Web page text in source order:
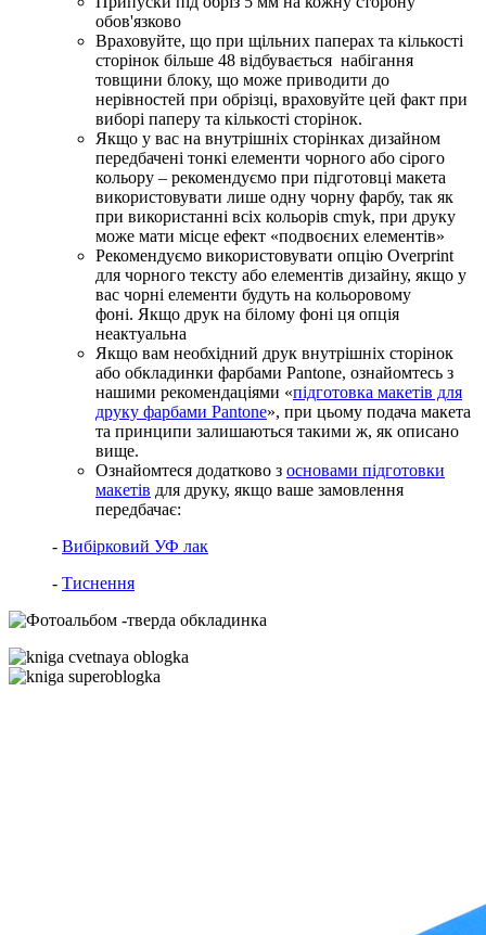
обов'язково
Враховуйте, що при щільних паперах та кількості
сторінок більше 48 відбувається набігання
товщини блоку, що може приводити до
нерівностей при обрізці, враховуйте цей факт при
виборі паперу та кількості сторінок.
Якщо у вас на внутрішніх сторінках дизайном
передбачені тонкі елементи чорного або сірого
кольору – рекомендуємо при підготовці макета
використовувати лише одну чорну фарбу, так як
при використанні всіх кольорів cmyk, при друку
може мати місце ефект «подвоєних елементів»
Рекомендуємо використовувати опцію Overprint
для чорного тексту або елементів дизайну, якщо у
вас чорні елементи будуть на кольоровому
фоні. Якщо друк на білому фоні ця опція
неактуальна
Якщо вам необхідний друк внутрішніх сторінок
або обкладинки фарбами Pantone, ознайомтесь з
нашими рекомендаціями «підготовка макетів для
друку фарбами Pantone», при цьому подача макета
та принципи залишаються такими ж, як описано
вище.
Ознайомтеся додатково з основами підготовки
макетів для друку, якщо ваше замовлення
передбачає:
- Вибірковий УФ лак
- Тиснення